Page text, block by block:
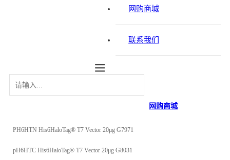
网购商城
联系我们
网购商城
PH6HTN His6HaloTag® T7 Vector 20μg G7971
pH6HTC His6HaloTag® T7 Vector 20μg G8031